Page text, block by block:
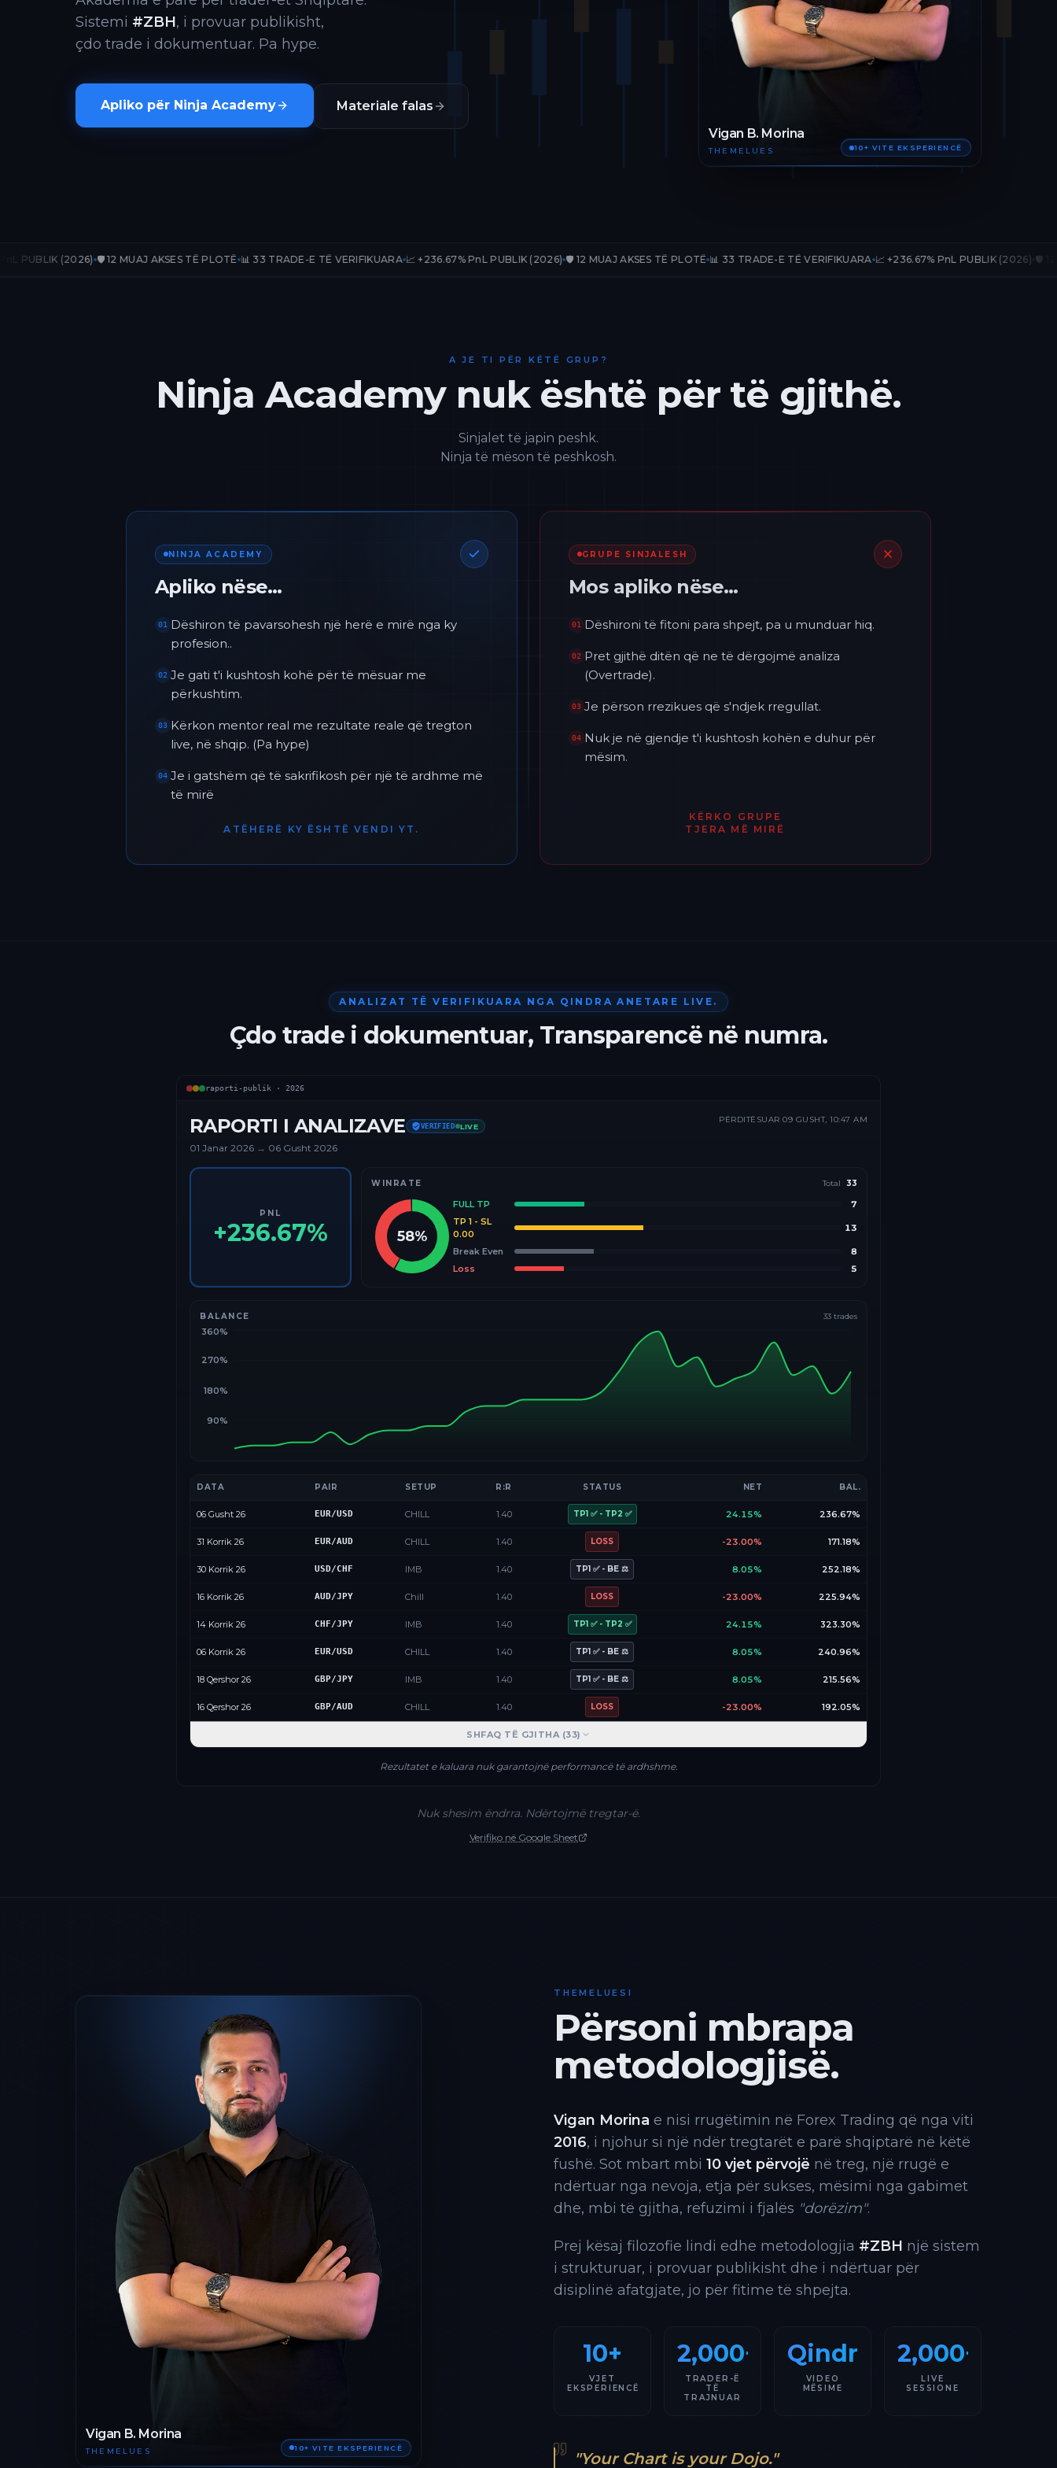
Vigan B. Morina
THEMELUES 10+ VITE EKSPERIENCË
Sistemi #ZBH, i provuar publikisht,
çdo trade i dokumentuar. Pa hype.
Apliko për Ninja Academy Materiale falas
🛡️ 12 MUAJ AKSES TË PLOTË 📊 33 TRADE-E TË VERIFIKUARA 📈 +236.67% PnL PUBLIK (2026) 🛡️ 12 MUAJ AKSES TË PLOTË 📊 33 TRADE-E TË VERIFIKUARA 📈 +236.67% PnL PUBLIK (2026) 🛡️ 12 MUAJ AKSES
A JE TI PËR KËTË GRUP?
Ninja Academy nuk është për të gjithë.
Sinjalet të japin peshk.
Ninja të mëson të peshkosh.
GRUPE SINJALESH
Mos apliko nëse…
01 Dëshironi të fitoni para shpejt, pa u munduar hiq.
02 Pret gjithë ditën që ne të dërgojmë analiza
(Overtrade).
03 Je përson rrezikues që s'ndjek rregullat.
04 Nuk je në gjendje t'i kushtosh kohën e duhur për
mësim.
KËRKO GRUPE
TJERA MË MIRË
NINJA ACADEMY
Apliko nëse…
01
Dëshiron të pavarsohesh një herë e mirë nga ky
profesion..
02 Je gati t'i kushtosh kohë për të mësuar me
përkushtim.
03 Kërkon mentor real me rezultate reale që tregton
live, në shqip. (Pa hype)
04 Je i gatshëm që të sakrifikosh për një të ardhme më
të mirë
ATËHERË KY ËSHTË VENDI YT.
ANALIZAT TË VERIFIKUARA NGA QINDRA ANETARE LIVE.
Çdo trade i dokumentuar, Transparencë në numra.
raporti-publik · 2026
RAPORTI I ANALIZAVE VERIFIED LIVE
01 Janar 2026 → 06 Gusht 2026
PËRDITËSUAR 09 GUSHT, 10:47 AM
PNL
+236.67%
WINRATE Total 33
58%
FULL TP
7
TP 1 - SL
0.00
13
Break Even
8
Loss
5
BALANCE 33 trades
90%
180%
270%
360%
DATA PAIR SETUP R:R STATUS NET BAL.
06 Gusht 26 EUR/USD CHILL 1.40 TP1 ✅ - TP2 ✅ 24.15% 236.67%
31 Korrik 26 EUR/AUD CHILL 1.40 LOSS -23.00% 171.18%
30 Korrik 26 USD/CHF IMB 1.40 TP1 ✅ - BE ⚖️ 8.05% 252.18%
16 Korrik 26 AUD/JPY Chill 1.40 LOSS -23.00% 225.94%
14 Korrik 26 CHF/JPY IMB 1.40 TP1 ✅ - TP2 ✅ 24.15% 323.30%
06 Korrik 26 EUR/USD CHILL 1.40 TP1 ✅ - BE ⚖️ 8.05% 240.96%
18 Qershor 26 GBP/JPY IMB 1.40 TP1 ✅ - BE ⚖️ 8.05% 215.56%
16 Qershor 26 GBP/AUD CHILL 1.40 LOSS -23.00% 192.05%
SHFAQ TË GJITHA (33)
Rezultatet e kaluara nuk garantojnë performancë të ardhshme.
Nuk shesim ëndrra. Ndërtojmë tregtar-ë.
Verifiko në Google Sheet
Vigan B. Morina
THEMELUES 10+ VITE EKSPERIENCË
THEMELUESI
Përsoni mbrapa
metodologjisë.
Vigan Morina e nisi rrugëtimin në Forex Trading që nga viti
2016, i njohur si një ndër tregtarët e parë shqiptarë në këtë
fushë. Sot mbart mbi 10 vjet përvojë në treg, një rrugë e
ndërtuar nga nevoja, etja për sukses, mësimi nga gabimet
dhe, mbi të gjitha, refuzimi i fjalës "dorëzim".
Prej kësaj filozofie lindi edhe metodologjia #ZBH një sistem
i strukturuar, i provuar publikisht dhe i ndërtuar për
disiplinë afatgjate, jo për fitime të shpejta.
10+
VJET
EKSPERIENCË
2,000+
TRADER-Ë
TË
TRAJNUAR
Qindra
VIDEO
MËSIME
2,000+
LIVE
SESSIONE
"Your Chart is your Dojo."